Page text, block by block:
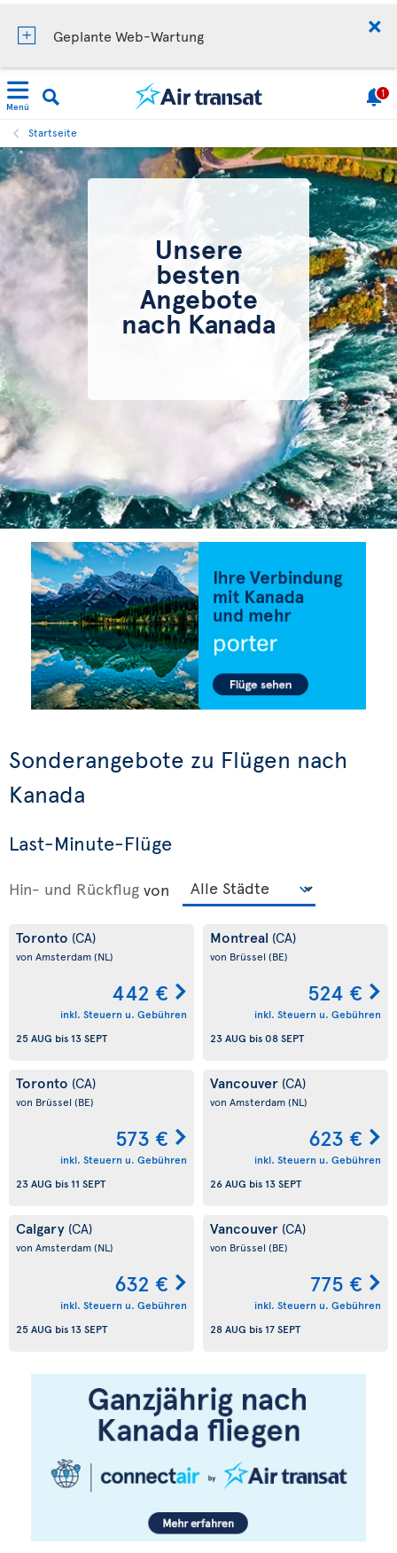
Geplante Web-Wartung
Menü
1
Startseite
Unsere
besten
Angebote
nach Kanada
Sonderangebote zu Flügen nach
Kanada
Last-Minute-Flüge
Hin- und Rückflug von
Toronto (CA)
von Amsterdam(NL)
442 €
inkl. Steuern u. Gebühren
25 AUG bis 13 SEPT
Montreal (CA)
von Brüssel (BE)
524 €
inkl. Steuern u. Gebühren
23 AUG bis08 SEPT
Toronto (CA)
von Brüssel (BE)
573 €
inkl. Steuern u. Gebühren
23 AUG bis 11 SEPT
Vancouver (CA)
von Amsterdam(NL)
623 €
inkl. Steuern u. Gebühren
26 AUG bis 13 SEPT
Calgary (CA)
von Amsterdam(NL)
632 €
inkl. Steuern u. Gebühren
25 AUG bis 13 SEPT
Vancouver (CA)
von Brüssel (BE)
775 €
inkl. Steuern u. Gebühren
28 AUG bis 17 SEPT